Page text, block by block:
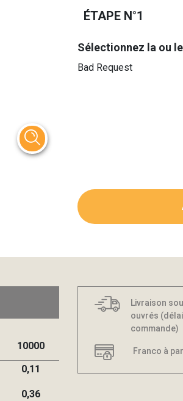
ÉTAPE N°1
Sélectionnez la ou
Bad Request
10000
0,11
0,36
Livraison
ouvrés
commande)
Franco à